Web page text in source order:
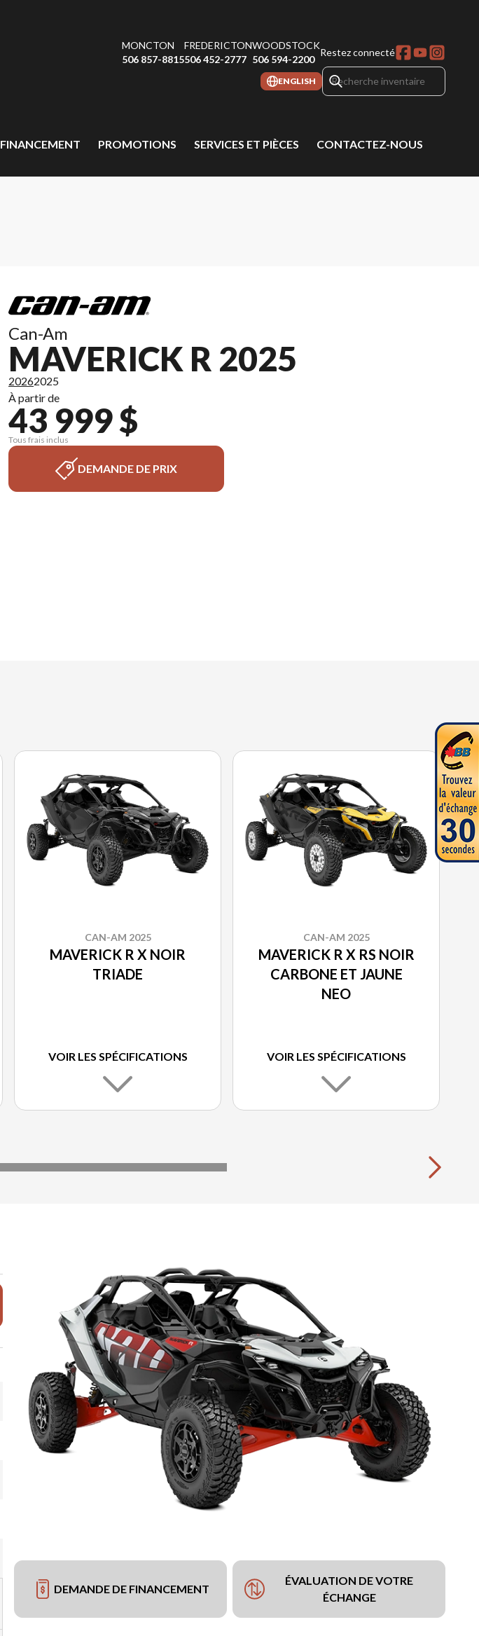
MONCTON
506 857-8815
FREDERICTON
506 452-2777
WOODSTOCK
506 594-2200
Restez connecté
ENGLISH
FINANCEMENT PROMOTIONS SERVICES ET PIÈCES CONTACTEZ-NOUS
Can-Am
MAVERICK R 2025
20262025
À partir de
43 999 $
Tous frais inclus
DEMANDE DE PRIX
CAN-AM 2025
MAVERICK R X NOIR
TRIADE
VOIR LES SPÉCIFICATIONS
CAN-AM 2025
MAVERICK R X RS NOIR
CARBONE ET JAUNE
NEO
VOIR LES SPÉCIFICATIONS
DEMANDE DE FINANCEMENT
ÉVALUATION DE VOTRE
ÉCHANGE